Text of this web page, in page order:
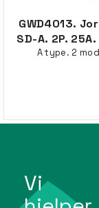
GWD4013.
SD-A. 2P.
A type. 2
Vi